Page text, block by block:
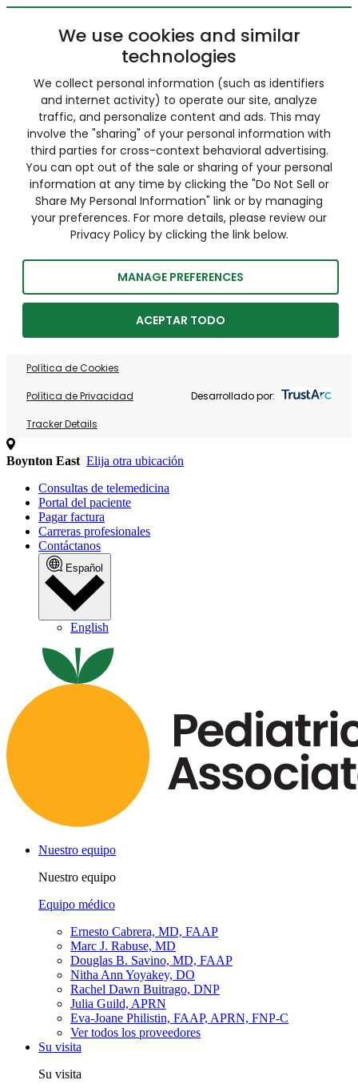
We use cookies and similar
technologies
We collect personal information (such as identifiers
and internet activity) to operate our site, analyze
traffic, and personalize content and ads. This may
involve the "sharing" of your personal information with
third parties for cross-context behavioral advertising.
You can opt out of the sale or sharing of your personal
information at any time by clicking the "Do Not Sell or
Share My Personal Information" link or by managing
your preferences. For more details, please review our
Privacy Policy by clicking the link below.
MANAGE PREFERENCES
ACEPTAR TODO
Política de Cookies
Política de Privacidad
Tracker Details
Desarrollado por:
Boynton East Elija otra ubicación
Consultas de telemedicina
Portal del paciente
Pagar factura
Carreras profesionales
Contáctanos
Español
English
Nuestro equipo
Nuestro equipo
Equipo médico
Ernesto Cabrera, MD, FAAP
Marc J. Rabuse, MD
Douglas B. Savino, MD, FAAP
Nitha Ann Yoyakey, DO
Rachel Dawn Buitrago, DNP
Julia Guild, APRN
Eva-Joane Philistin, FAAP, APRN, FNP-C
Ver todos los proveedores
Su visita
Su visita